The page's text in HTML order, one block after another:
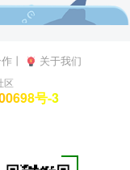
丨 关于我们
区
号-3